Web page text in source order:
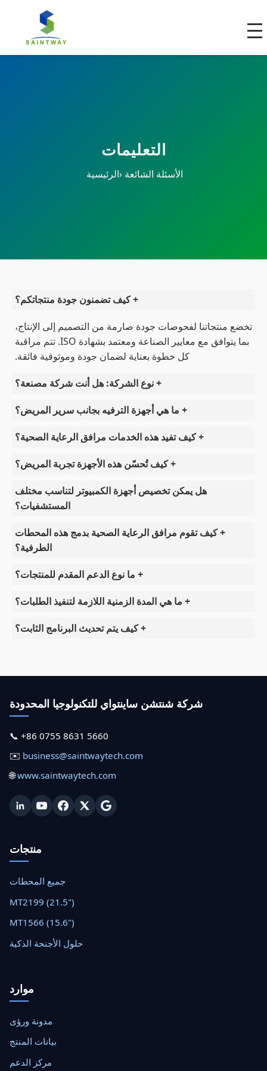
التعليمات
الرئيسية› الأسئلة الشائعة
+ كيف تضمنون جودة منتجاتكم؟
تخضع منتجاتنا لفحوصات جودة صارمة من التصميم إلى الإنتاج،
بما يتوافق مع معايير الصناعة ومعتمد بشهادة ISO. تتم مراقبة
كل خطوة بعناية لضمان جودة وموثوقية فائقة.
+ نوع الشركة: هل أنت شركة مصنعة؟
+ ما هي أجهزة الترفيه بجانب سرير المريض؟
+ كيف تفيد هذه الخدمات مرافق الرعاية الصحية؟
+ كيف تُحسّن هذه الأجهزة تجربة المريض؟
هل يمكن تخصيص أجهزة الكمبيوتر لتناسب مختلف
المستشفيات؟
+ كيف تقوم مرافق الرعاية الصحية بدمج هذه المحطات
الطرفية؟
+ ما نوع الدعم المقدم للمنتجات؟
+ ما هي المدة الزمنية اللازمة لتنفيذ الطلبات؟
+ كيف يتم تحديث البرنامج الثابت؟
شركة شنتشن ساينتواي للتكنولوجيا المحدودة
📞 +86 0755 8631 5660
✉️ business@saintwaytech.com
🌐www.saintwaytech.com
منتجات
جميع المحطات
MT2199 (21.5")
MT1566 (15.6")
حلول الأجنحة الذكية
موارد
مدونة ورؤى
بيانات المنتج
مركز الدعم